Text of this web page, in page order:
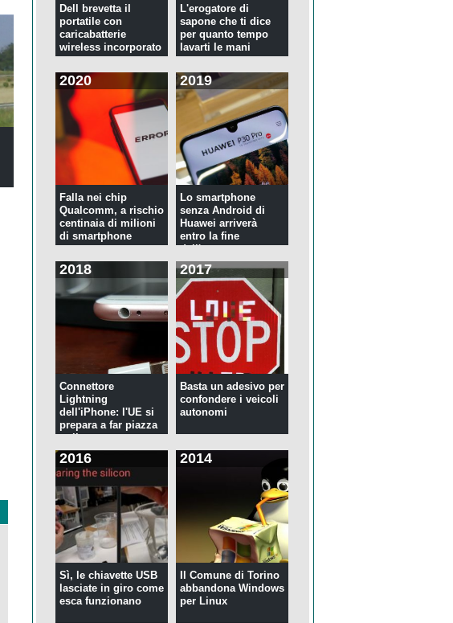
Dell brevetta il
portatile con
caricabatterie
wireless incorporato
L'erogatore di
sapone che ti dice
per quanto tempo
lavarti le mani
2020
Falla nei chip
Qualcomm, a rischio
centinaia di milioni
di smartphone
2019
Lo smartphone
senza Android di
Huawei arriverà
entro la fine
dell'anno
2018
Connettore
Lightning
dell'iPhone: l'UE si
prepara a far piazza
pulita
2017
Basta un adesivo per
confondere i veicoli
autonomi
2016
Sì, le chiavette USB
lasciate in giro come
esca funzionano
2014
Il Comune di Torino
abbandona Windows
per Linux